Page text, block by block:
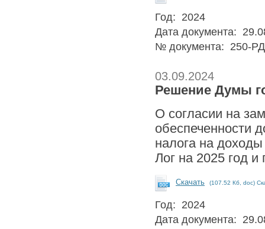
Год: 2024
Дата документа:
№ документа: 250-РД
03.09.2024
Решение Думы
О согласии на
обеспеченности
налога на
Лог на 2025 год
Скачать (107.52 Кб, doc)
Год: 2024
Дата документа: